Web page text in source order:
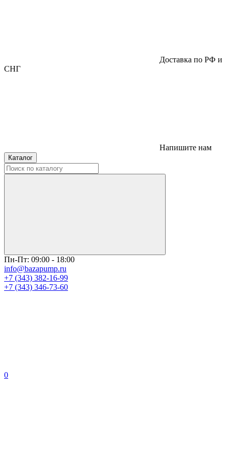
Доставка по РФ и
СНГ
Напишите нам
Каталог
Пн-Пт: 09:00 - 18:00
info@bazapump.ru
+7 (343) 382-16-99
+7 (343) 346-73-‬60
0